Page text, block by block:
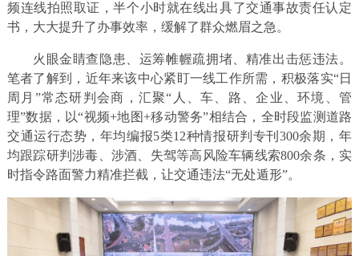
频连线拍照取证，半个小时就在线出具了交通事故责任认定
书，大大提升了办事效率，缓解了群众燃眉之急。
火眼金睛查隐患、运筹帷幄疏拥堵、精准出击惩违法。
笔者了解到，近年来该中心紧盯一线工作所需，积极落实“日
周月”常态研判会商，汇聚“人、车、路、企业、环境、管
理”数据，以“视频+地图+移动警务”相结合，全时段监测道路
交通运行态势，年均编报5类12种情报研判专刊300余期，年
均跟踪研判涉毒、涉酒、失驾等高风险车辆线索800余条，实
时指令路面警力精准拦截，让交通违法“无处遁形”。